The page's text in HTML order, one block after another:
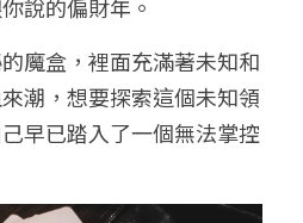
說的偏財年。
魔盒，裡面充滿著未知和
潮，想要探索這個未知領
早已踏入了一個無法掌控